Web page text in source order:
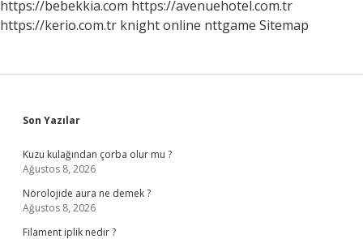
https://bebekkia.com https://avenuehotel.com.tr
https://kerio.com.tr knight online nttgame Sitemap
Sidebar
Son Yazılar
Kuzu kulağından çorba olur mu ?
Ağustos 8, 2026
Nörolojide aura ne demek ?
Ağustos 8, 2026
Filament iplik nedir ?